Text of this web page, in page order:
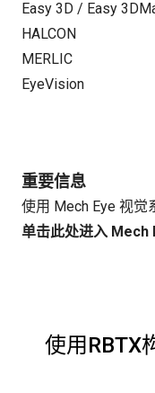
Easy 3D / Easy
HALCON
MERLIC
EyeVision
重要信息
使用 Mech Eye 视觉
单击此处进入 Mech
使用RBTX